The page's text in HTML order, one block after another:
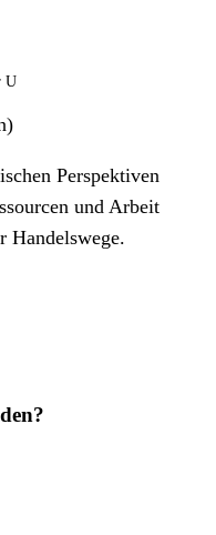
U
Perspektiven
und Arbeit
Handelswege.